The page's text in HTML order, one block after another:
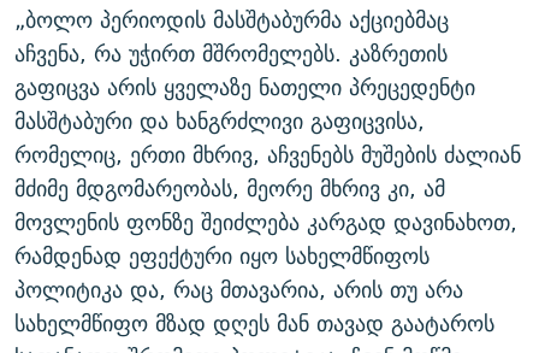
„ბოლო პერიოდის მასშტაბურმა აქციებმაც
აჩვენა, რა უჭირთ მშრომელებს. კაზრეთის
გაფიცვა არის ყველაზე ნათელი პრეცედენტი
მასშტაბური და ხანგრძლივი გაფიცვისა,
რომელიც, ერთი მხრივ, აჩვენებს მუშების ძალიან
მძიმე მდგომარეობას, მეორე მხრივ კი, ამ
მოვლენის ფონზე შეიძლება კარგად დავინახოთ,
რამდენად ეფექტური იყო სახელმწიფოს
პოლიტიკა და, რაც მთავარია, არის თუ არა
სახელმწიფო მზად დღეს მან თავად გაატაროს